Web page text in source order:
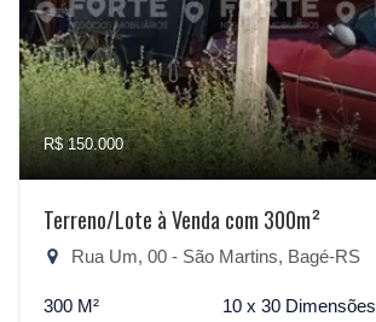
R$ 150.000
Terreno/Lote à Venda com 300m²
Rua Um, 00 - São Martins, Bagé-RS
300 M² 10 x 30 Dimensões